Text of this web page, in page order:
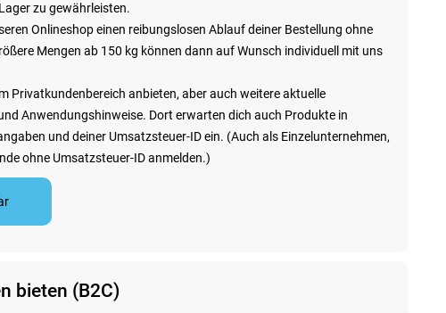
zu gewährleisten.
Onlineshop einen reibungslosen Ablauf deiner Bestellung ohne
Mengen ab 150 kg können dann auf Wunsch individuell mit uns
Privatkundenbereich anbieten, aber auch weitere aktuelle
Anwendungshinweise. Dort erwarten dich auch Produkte in
und deiner Umsatzsteuer-ID ein. (Auch als Einzelunternehmen,
ohne Umsatzsteuer-ID anmelden.)
bieten (B2C)